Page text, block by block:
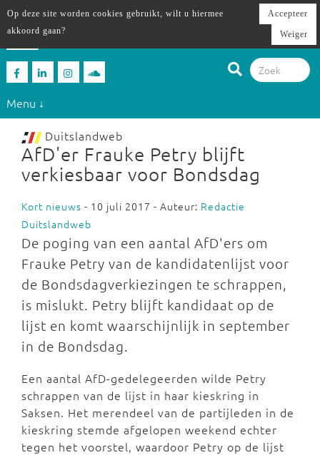
Menu ↓
Duitslandweb
AfD'er Frauke Petry blijft
verkiesbaar voor Bondsdag
Kort nieuws - 10 juli 2017 - Auteur: Redactie
Duitslandweb
De poging van een aantal AfD'ers om
Frauke Petry van de kandidatenlijst voor
de Bondsdagverkiezingen te schrappen,
is mislukt. Petry blijft kandidaat op de
lijst en komt waarschijnlijk in september
in de Bondsdag.
Een aantal AfD-gedelegeerden wilde Petry
schrappen van de lijst in haar kieskring in
Saksen. Het merendeel van de partijleden in de
kieskring stemde afgelopen weekend echter
tegen het voorstel, waardoor Petry op de lijst
Op deze site worden cookies gebruikt, wilt u hiermee
akkoord gaan?
Accepteer
Weiger